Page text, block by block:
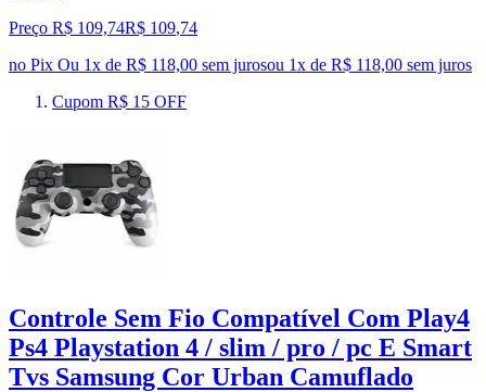
Preço R$ 109,74R$ 109,74
no Pix Ou 1x de R$ 118,00 sem jurosou 1x de R$ 118,00 sem juros
Cupom R$ 15 OFF
Controle Sem Fio Compatível Com Play4
Ps4 Playstation 4 / slim / pro / pc E Smart
Tvs Samsung Cor Urban Camuflado